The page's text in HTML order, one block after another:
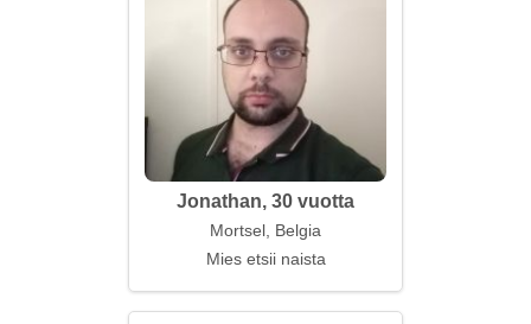
Jonathan, 30 vuotta
Mortsel, Belgia
Mies etsii naista